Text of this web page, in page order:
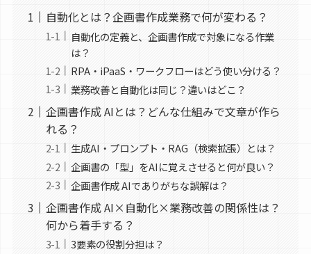
自動化とは？企画書作成業務で何が変わる？
自動化の定義と、企画書作成で対象になる作業
は？
RPA・iPaaS・ワークフローはどう使い分ける？
業務改善と自動化は同じ？違いはどこ？
企画書作成 AIとは？どんな仕組みで文章が作ら
れる？
生成AI・プロンプト・RAG（検索拡張）とは？
企画書の「型」をAIに覚えさせると何が良い？
企画書作成 AIでありがちな誤解は？
企画書作成 AI×自動化×業務改善の関係性は？
何から着手する？
3要素の役割分担は？